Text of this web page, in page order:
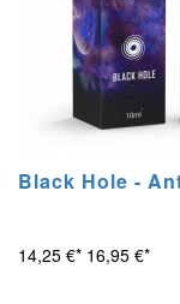
Black Hole -
14,25 €* 16,95 €*